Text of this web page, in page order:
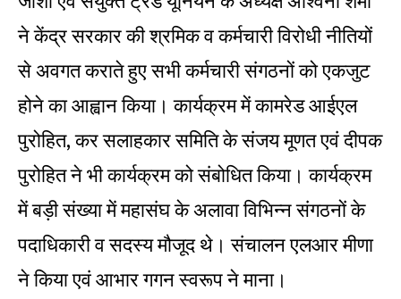
ने केंद्र सरकार की श्रमिक व कर्मचारी विरोधी नीतियों
से अवगत कराते हुए सभी कर्मचारी संगठनों को एकजुट
होने का आह्वान किया। कार्यक्रम में कामरेड आईएल
पुरोहित, कर सलाहकार समिति के संजय मूणत एवं दीपक
पुरोहित ने भी कार्यक्रम को संबोधित किया। कार्यक्रम
में बड़ी संख्या में महासंघ के अलावा विभिन्न संगठनों के
पदाधिकारी व सदस्य मौजूद थे। संचालन एलआर मीणा
ने किया एवं आभार गगन स्वरूप ने माना।